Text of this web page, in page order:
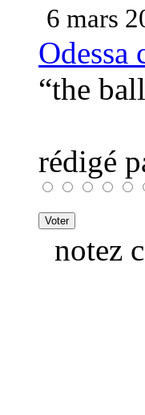
6 mars
Odessa
“the
rédigé
notez